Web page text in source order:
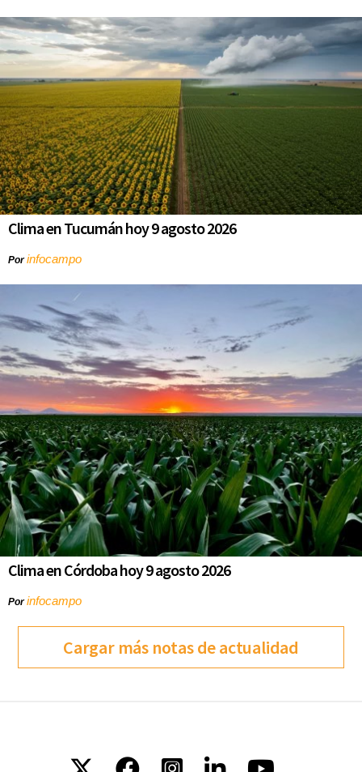
Clima en Tucumán hoy 9 agosto 2026
Porinfocampo
Clima en Córdoba hoy 9 agosto 2026
Porinfocampo
Cargar más notas de actualidad